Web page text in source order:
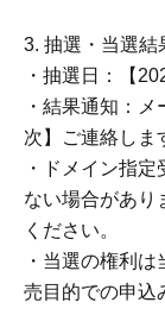
3. 抽選・当選結
・抽選日：【
・結果通知：
次】ご連絡しま
・ドメイン指
ない場合があり
ください。
・当選の権利
売目的での申込